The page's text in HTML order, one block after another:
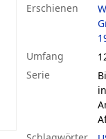
Erschienen
Umfang
Serie